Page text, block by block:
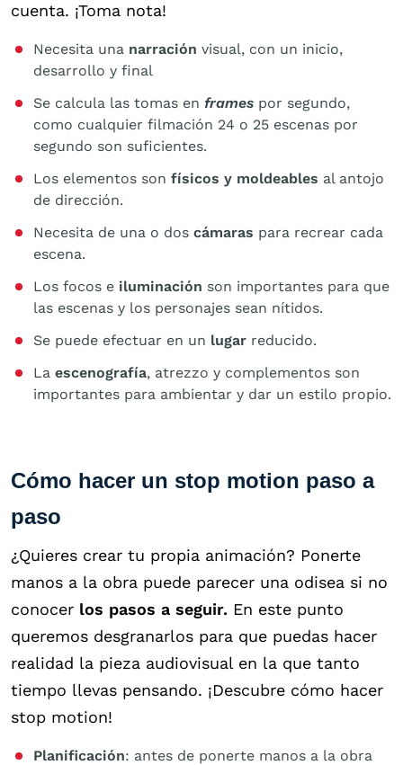
cuenta. ¡Toma nota!
Necesita una narración visual, con un inicio,
desarrollo y final
Se calcula las tomas en frames por segundo,
como cualquier filmación 24 o 25 escenas por
segundo son suficientes.
Los elementos son físicos y moldeables al antojo
de dirección.
Necesita de una o dos cámaras para recrear cada
escena.
Los focos e iluminación son importantes para que
las escenas y los personajes sean nítidos.
Se puede efectuar en un lugar reducido.
La escenografía, atrezzo y complementos son
importantes para ambientar y dar un estilo propio.
Cómo hacer un stop motion paso a
paso
¿Quieres crear tu propia animación? Ponerte
manos a la obra puede parecer una odisea si no
conocer los pasos a seguir. En este punto
queremos desgranarlos para que puedas hacer
realidad la pieza audiovisual en la que tanto
tiempo llevas pensando. ¡Descubre cómo hacer
stop motion!
Planificación: antes de ponerte manos a la obra